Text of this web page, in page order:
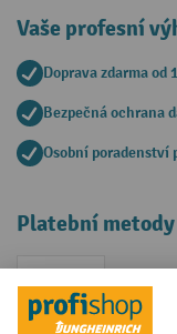
Vaše profesní
Doprava zdarma od
Bezpečná ochrana
Osobní poradenství
Platební metody
Faktura